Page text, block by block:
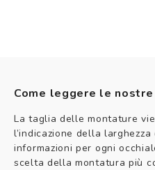
Come leggere le
La taglia delle montature
l’indicazione della
informazioni per ogni
scelta della montatura più